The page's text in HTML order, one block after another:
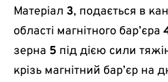
Матеріал 3, подається в
області магнітного бар’єра
зерна 5 під дією сили
крізь магнітний бар’єр на